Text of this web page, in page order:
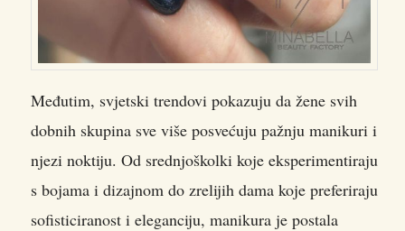
Međutim, svjetski trendovi pokazuju da žene svih
dobnih skupina sve više posvećuju pažnju manikuri i
njezi noktiju. Od srednjoškolki koje eksperimentiraju
s bojama i dizajnom do zrelijih dama koje preferiraju
sofisticiranost i eleganciju, manikura je postala